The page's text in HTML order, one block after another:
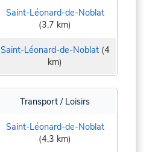
Saint-Léonard-de-Noblat
(3,7 km)
Saint-Léonard-de-Noblat(4
km)
Transport / Loisirs
Saint-Léonard-de-Noblat
(4,3 km)